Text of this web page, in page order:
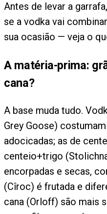
Antes de levar a
se a vodka vai
sua ocasião — veja o
A matéria-prima:
cana?
A base muda tudo.
Grey Goose)
adocicadas; as de
centeio+trigo
encorpadas e secas,
(Cîroc) é frutada e
cana (Orloff) são mais